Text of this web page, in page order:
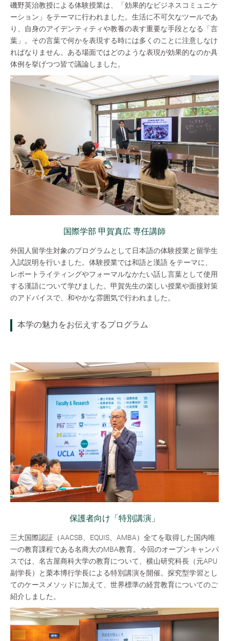
磯野英治教授による体験授業は、「効果的なビジネスコミュニケ
ーション」をテーマに行われました。生活に不可欠なツールであ
り、自身のアイデンティティや教養の表す重要な手段となる「言
葉」。その言葉で何かを表現する時には多くのことに注意しなけ
ればなりません。ある場面ではどのような表現が効果的なのか具
体例を挙げつつ皆で議論しました。
国際学部 甲賀真広 専任講師
外国人留学生対象のプログラムとして日本語の体験授業と留学生
入試説明を行いました。体験授業では和語と漢語 をテーマに、
レポートライティングやフォーマルなかたい話し言葉として使用
する漢語について学びました。甲賀先生の楽しい授業や面接対策
のアドバイスで、和やかな雰囲気で行われました。
本学の魅力をお伝えするプログラム
保護者向け「特別講演」
三大国際認証（AACSB、EQUIS、AMBA）全てを取得した国内唯
一の教育課程である名商大のMBA教育。今回のオープンキャンパ
スでは、名古屋商科大学の教育について、横山研究科長（元APU
副学長）と栗本博行学長による特別講演を開催。探究型学習とし
てのケースメソッドに加えて、世界標準の経営教育についてのご
紹介しました。